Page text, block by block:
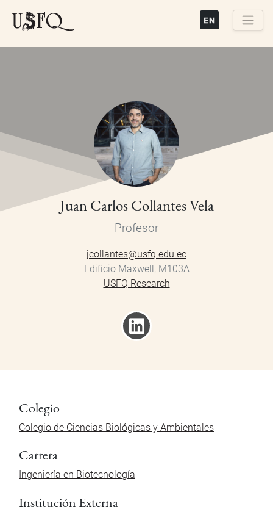
Juan Carlos Collantes Vela
Profesor
jcollantes@usfq.edu.ec
Edificio Maxwell, M103A
USFQ Research
Colegio
Colegio de Ciencias Biológicas y Ambientales
Carrera
Ingeniería en Biotecnología
Institución Externa